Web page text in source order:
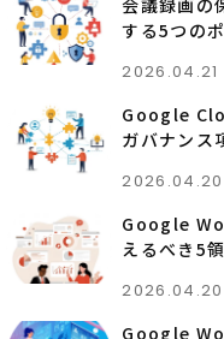
会議録画の
する5つの
2026.04.21
Google
ガバナンス
2026.04.20
Google
えるべき5
2026.04.20
Google